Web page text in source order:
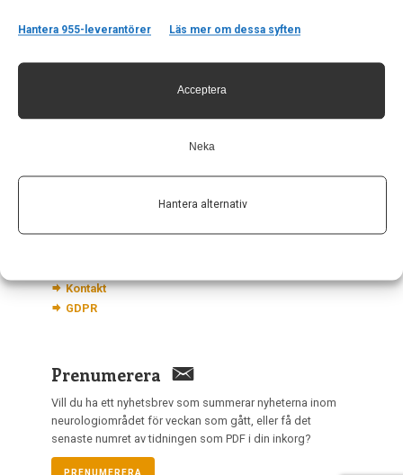
Hantera 955-leverantörer Läs mer om dessa syften
Acceptera
Neka
Hantera alternativ
Neurologi i Sverige
nis@pharma-industry.se
Länkar
Om Neurologi i Sverige
Kontakt
GDPR
Prenumerera
Vill du ha ett nyhetsbrev som summerar nyheterna inom
neurologiområdet för veckan som gått, eller få det
senaste numret av tidningen som PDF i din inkorg?
PRENUMERERA